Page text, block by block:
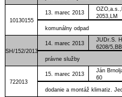
10130155
13. marec 2013
komunálny odpad
SH/152/2013
14. marec 2013
JUDr.S.
právne služby
722013
15. marec 2013
Ján
60
dodanie a montáž klimatiz.